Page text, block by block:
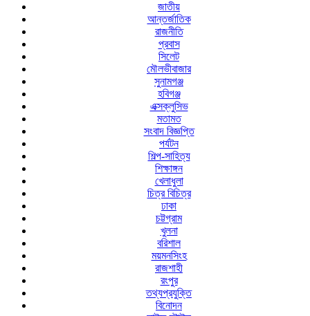
জাতীয়
আন্তর্জাতিক
রাজনীতি
প্রবাস
সিলেট
মৌলভীবাজার
সুনামগঞ্জ
হবিগঞ্জ
এক্সক্লুসিভ
মতামত
সংবাদ বিজ্ঞপ্তি
পর্যটন
শিল্প-সাহিত্য
শিক্ষাঙ্গন
খেলাধুলা
চিত্র বিচিত্র
ঢাকা
চট্টগ্রাম
খুলনা
বরিশাল
ময়মনসিংহ
রাজশাহী
রংপুর
তথ্যপ্রযুক্তি
বিনোদন